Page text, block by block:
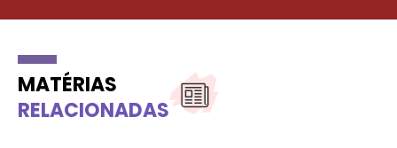
MATÉRIAS
RELACIONADAS